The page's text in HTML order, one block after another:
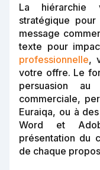
La hiérarchie
stratégique
message
texte pour
professionnelle,
votre offre. Le
persuasion
commerciale,
Euraiqa, ou à
Word et
présentation du
de chaque